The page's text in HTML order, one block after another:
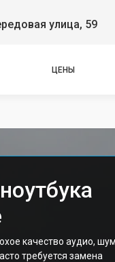
улица, 59
ЦЕНЫ
качество аудио,
требуется замена